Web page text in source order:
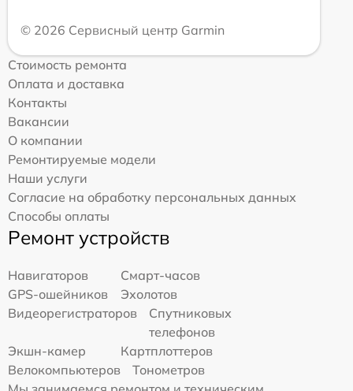
© 2026 Сервисный центр Garmin
Стоимость ремонта
Оплата и доставка
Контакты
Вакансии
О компании
Ремонтируемые модели
Наши услуги
Согласие на обработку персональных данных
Способы оплаты
Ремонт устройств
Навигаторов
Смарт-часов
GPS-ошейников
Эхолотов
Видеорегистраторов
Спутниковых
телефонов
Экшн-камер
Картплоттеров
Велокомпьютеров
Тонометров